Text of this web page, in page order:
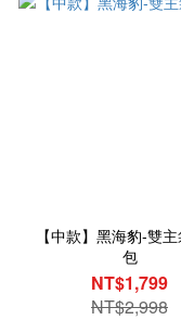
【中款】黑海豹-雙
包
NT$1,799
NT$2,998